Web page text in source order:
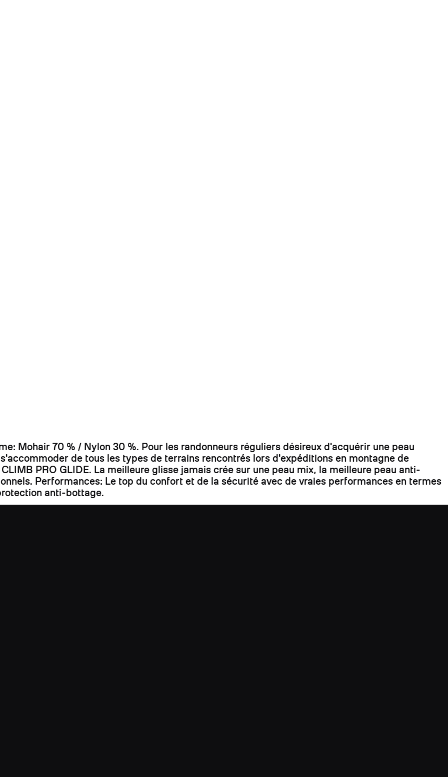
Mohair 70 % / Nylon 30 %. Pour les randonneurs réguliers désireux d'acquérir une peau
de tous les types de terrains rencontrés lors d'expéditions en montagne de
PRO GLIDE. La meilleure glisse jamais crée sur une peau mix, la meilleure peau anti-
Performances: Le top du confort et de la sécurité avec de vraies performances en termes
anti-bottage.